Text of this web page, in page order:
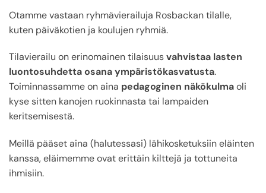
Otamme vastaan ryhmävierailuja Rosbackan tilalle,
kuten päiväkotien ja koulujen ryhmiä.
Tilavierailu on erinomainen tilaisuusvahvistaa lasten
luontosuhdetta osana ympäristökasvatusta.
Toiminnassamme on aina pedagoginen näkökulmaoli
kyse sitten kanojen ruokinnasta tai lampaiden
keritsemisestä.
Meillä pääset aina (halutessasi) lähikosketuksiin eläinten
kanssa, eläimemme ovat erittäin kilttejä ja tottuneita
ihmisiin.